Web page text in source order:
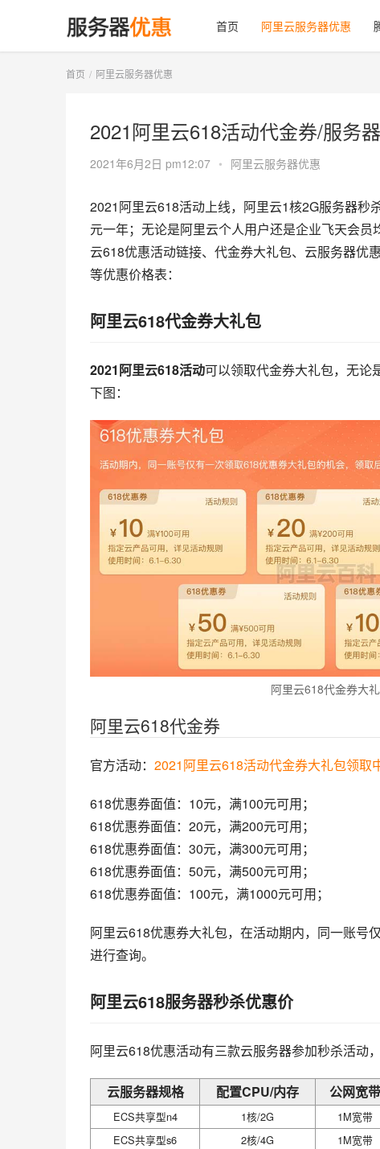
首页 阿里云服务器优惠
首页 阿里云服务器优惠
2021阿里云618活动代金券/服务
2021年6月2日 pm12:07 • 阿里云服务器优惠
2021阿里云618活动上线，阿里云1核2G服务器秒
元一年；无论是阿里云个人用户还是企业飞天会
云618优惠活动链接、代金券大礼包、云服务器优
等优惠价格表：
阿里云618代金券大礼包
2021阿里云618活动可以领取代金券大礼包，无论
下图：
阿里云618代金券大
阿里云618代金券
官方活动： 2021阿里云618活动代金券大礼包领取
618优惠券面值：10元，满100元可用；
618优惠券面值：20元，满200元可用；
618优惠券面值：30元，满300元可用；
618优惠券面值：50元，满500元可用；
618优惠券面值：100元，满1000元可用；
阿里云618优惠券大礼包，在活动期内，同一账号
进行查询。
阿里云618服务器秒杀优惠价
阿里云618优惠活动有三款云服务器参加秒杀活动
云服务器规格 配置CPU/内存 公网宽带
ECS共享型n4 1核/2G 1M宽带
ECS共享型s6
2核/4G 1M宽带